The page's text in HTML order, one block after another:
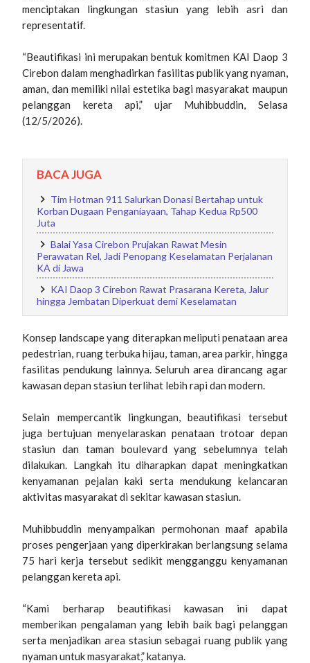
menciptakan lingkungan stasiun yang lebih asri dan
representatif.
“Beautifikasi ini merupakan bentuk komitmen KAI Daop 3
Cirebon dalam menghadirkan fasilitas publik yang nyaman,
aman, dan memiliki nilai estetika bagi masyarakat maupun
pelanggan kereta api,” ujar Muhibbuddin, Selasa
(12/5/2026).
BACA JUGA
Tim Hotman 911 Salurkan Donasi Bertahap untuk
Korban Dugaan Penganiayaan, Tahap Kedua Rp500
Juta
Balai Yasa Cirebon Prujakan Rawat Mesin
Perawatan Rel, Jadi Penopang Keselamatan Perjalanan
KA di Jawa
KAI Daop 3 Cirebon Rawat Prasarana Kereta, Jalur
hingga Jembatan Diperkuat demi Keselamatan
Konsep landscape yang diterapkan meliputi penataan area
pedestrian, ruang terbuka hijau, taman, area parkir, hingga
fasilitas pendukung lainnya. Seluruh area dirancang agar
kawasan depan stasiun terlihat lebih rapi dan modern.
Selain mempercantik lingkungan, beautifikasi tersebut
juga bertujuan menyelaraskan penataan trotoar depan
stasiun dan taman boulevard yang sebelumnya telah
dilakukan. Langkah itu diharapkan dapat meningkatkan
kenyamanan pejalan kaki serta mendukung kelancaran
aktivitas masyarakat di sekitar kawasan stasiun.
Muhibbuddin menyampaikan permohonan maaf apabila
proses pengerjaan yang diperkirakan berlangsung selama
75 hari kerja tersebut sedikit mengganggu kenyamanan
pelanggan kereta api.
“Kami berharap beautifikasi kawasan ini dapat
memberikan pengalaman yang lebih baik bagi pelanggan
serta menjadikan area stasiun sebagai ruang publik yang
nyaman untuk masyarakat,” katanya.